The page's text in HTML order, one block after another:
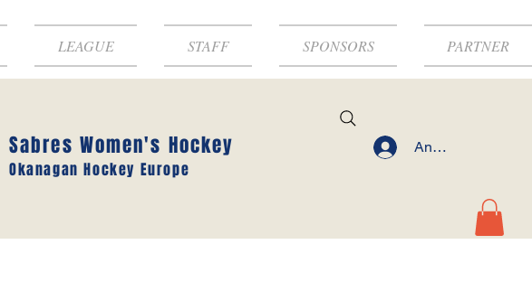
LEAGUE STAFF SPONSORS PARTNER
Sabres Women's Hockey
Okanagan Hockey Europe
Anmelden